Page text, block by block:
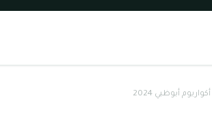
أبوظبي 2024